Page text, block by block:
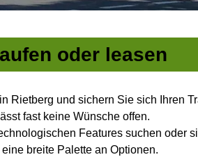
oder leasen
Rietberg und sichern Sie sich Ihren
fast keine Wünsche offen.
Features suchen oder
breite Palette an Optionen.